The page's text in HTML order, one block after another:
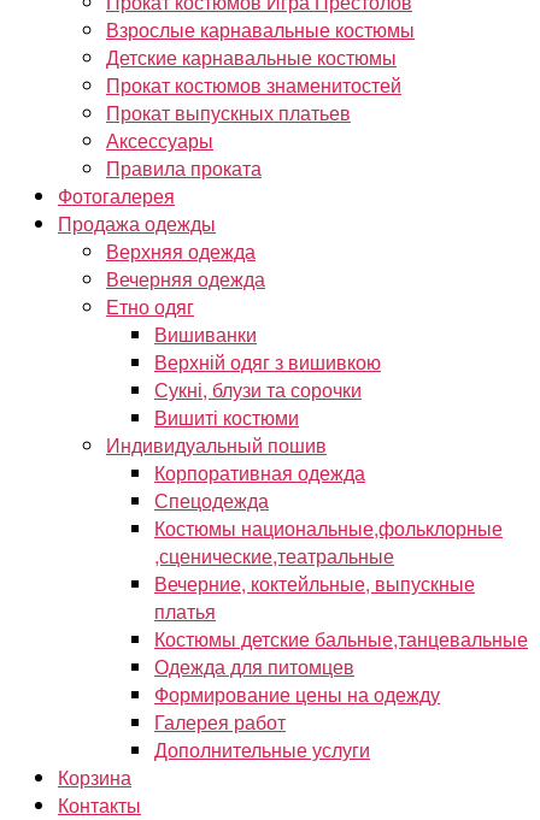
Взрослые карнавальные костюмы
Детские карнавальные костюмы
Прокат костюмов знаменитостей
Прокат выпускных платьев
Аксессуары
Правила проката
Фотогалерея
Продажа одежды
Верхняя одежда
Вечерняя одежда
Етно одяг
Вишиванки
Верхній одяг з вишивкою
Сукні, блузи та сорочки
Вишиті костюми
Индивидуальный пошив
Корпоративная одежда
Спецодежда
Костюмы национальные,фольклорные
,сценические,театральные
Вечерние, коктейльные, выпускные
платья
Костюмы детские бальные,танцевальные
Одежда для питомцев
Формирование цены на одежду
Галерея работ
Дополнительные услуги
Корзина
Контакты